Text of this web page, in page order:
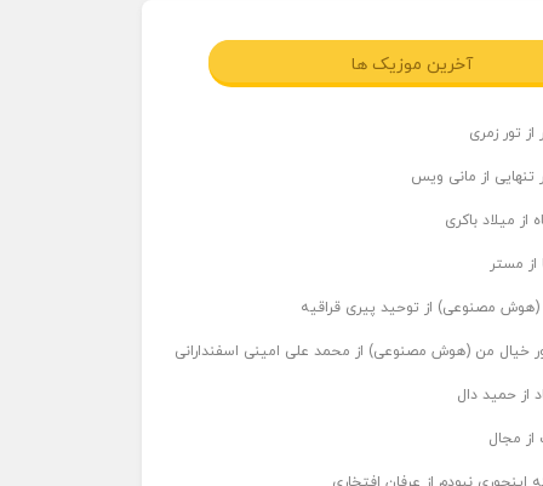
آخرین موزیک ها
تور زمری
تنهایی از مانی ویس
از میلاد باکری
از مستر
(هوش مصنوعی) از توحید پیری قراقیه
خیال من (هوش مصنوعی) از محمد علی امینی اسفندارانی
از حمید دال
از مجال